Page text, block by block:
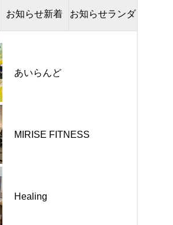
お知らせ新着 お知らせランダ
あいらんど
MIRISE FITNESS
Healing
新たなスタートを迎えま
東京にお越しの際はお立
｜ランチコース
人募集のお知らせ
りました！